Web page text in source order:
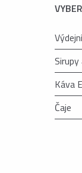
Káva
Čaje